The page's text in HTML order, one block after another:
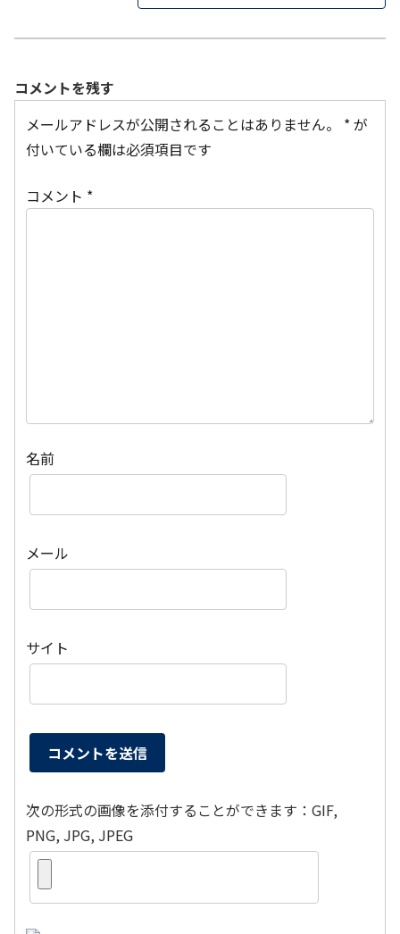
コメントを残す
メールアドレスが公開されることはありません。
*が
付いている欄は必須項目です
コメント *
名前
メール
サイト
次の形式の画像を添付することができます：GIF,
PNG, JPG, JPEG